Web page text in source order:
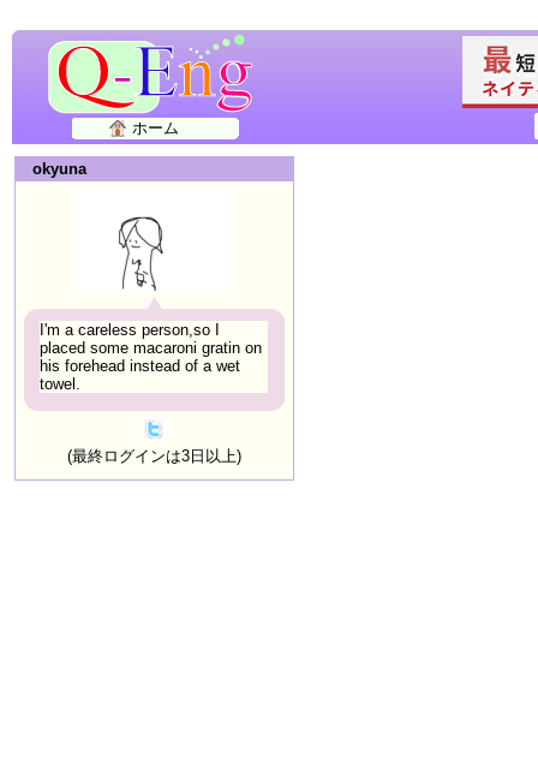
ホーム
okyuna
I'm a careless person,so I
placed some macaroni gratin on
his forehead instead of a wet
towel.
(最終ログインは3日以上)